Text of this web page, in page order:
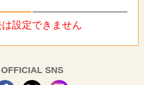
設定できません
OFFICIAL SNS